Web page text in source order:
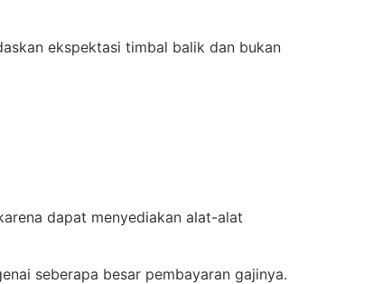
ekspektasi timbal balik dan bukan
dapat menyediakan alat-alat
seberapa besar pembayaran gajinya.